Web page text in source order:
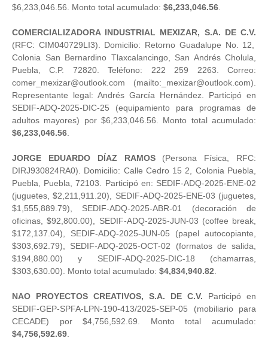
$6,233,046.56. Monto total acumulado: $6,233,046.56
COMERCIALIZADORA INDUSTRIAL MEXIZAR, S.A. DE C.V.
(RFC: CIM040729LI3).
Domicilio: Retorno Guadalupe No. 12,
Colonia San Bernardino Tlaxcalancingo, San Andrés Cholula,
Puebla, C.P. 72820. Teléfono: 222 259 2263. Correo:
comer _mexizar@outlook.com (mailto:_mexizar@outlook.com)
Representante legal: Andrés García Hernández. Participó en
SEDIF-ADQ-2025-DIC-25 (equipamiento para programas de
adultos mayores) por $6,233,046.56. Monto total acumulado:
$6,233,046.56
JORGE EDUARDO DÍAZ RAMOS(Persona Física, RFC:
DIRJ930824RA0). Domicilio: Calle Cedro 15 2, Colonia Puebla,
Puebla, Puebla, 72103. Participó en: SEDIF-ADQ-2025-ENE-02
(juguetes, $2,211,911.20), SEDIF-ADQ-2025-ENE-03 (juguetes,
$1,555,889.79), SEDIF-ADQ-2025-ABR-01 (decoración de
oficinas, $92,800.00), SEDIF-ADQ-2025-JUN-03 (coffee break,
$172,137.04), SEDIF-ADQ-2025-JUN-05 (papel autocopiante,
$303,692.79), SEDIF-ADQ-2025-OCT-02 (formatos de salida,
$194,880.00) y SEDIF-ADQ-2025-DIC-18 (chamarras,
$303,630.00). Monto total acumulado: $4,834,940.82
NAO PROYECTOS CREATIVOS, S.A. DE C.V. Participó en
SEDIF-GEP-SPFA-LPN-190-413/2025-SEP-05 (mobiliario para
CECADE) por $4,756,592.69. Monto total acumulado:
$4,756,592.69